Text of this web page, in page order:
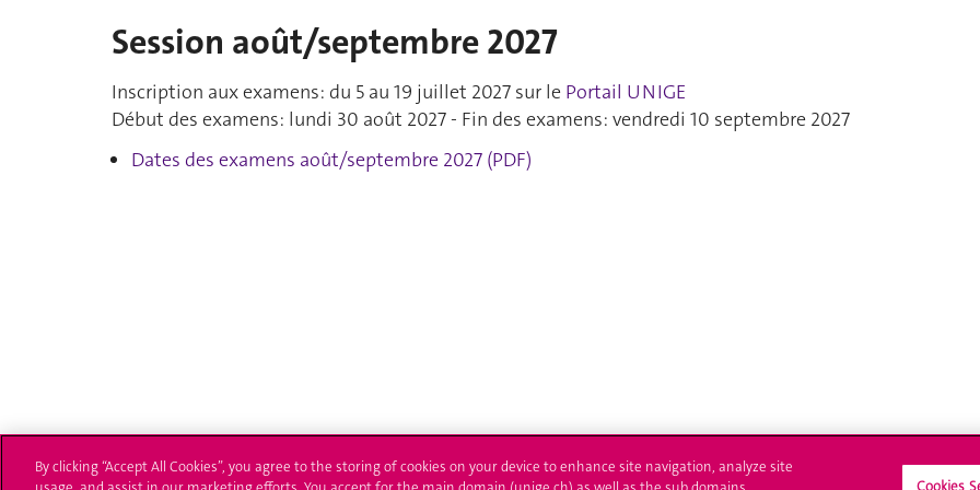
Session août/septembre 2027
Inscription aux examens: du 5 au 19 juillet 2027 sur le Portail UNIGE
Début des examens: lundi 30 août 2027 - Fin des examens: vendredi 10 septembre 2027
Dates des examens août/septembre 2027 (PDF)
By clicking “Accept All Cookies”, you agree to the storing of cookies on your device to enhance site navigation, analyze site
Cookies